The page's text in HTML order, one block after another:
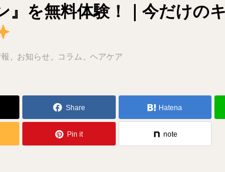
』を無料体験！｜今だけの
お知らせ コラム ヘアケア
Share Hatena
Pin it note